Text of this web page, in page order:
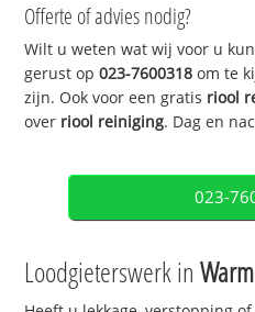
Offerte of advies nodig?
Wilt u weten wat wij voor u
gerust op023-7600318 om te
zijn. Ook voor een gratis riool
over riool reiniging. Dag en
023-
Loodgieterswerk in